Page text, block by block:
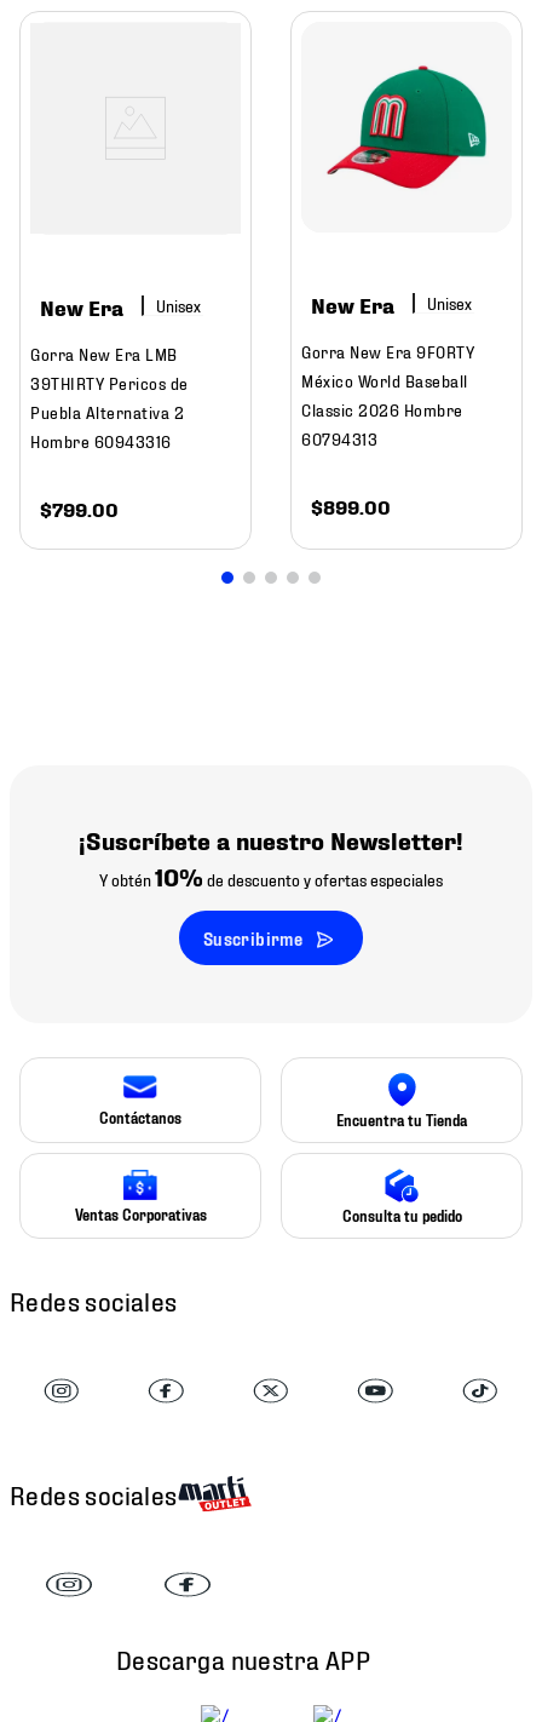
New Era
Gorra New Era LMB
39THIRTY Pericos de
Puebla Alternativa 2
Hombre 60943316
$799.00
New Era
Gorra New Era 9FORTY
México World Baseball
Classic 2026 Hombre
60794313
$899.00
¡Suscríbete a nuestro Newsletter!
Y obtén10% de descuento y ofertas especiales
Suscribirme
Contáctanos Encuentra tu Tienda
Ventas Corporativas Consulta tu pedido
Redes sociales
Redes sociales
Descarga nuestra APP